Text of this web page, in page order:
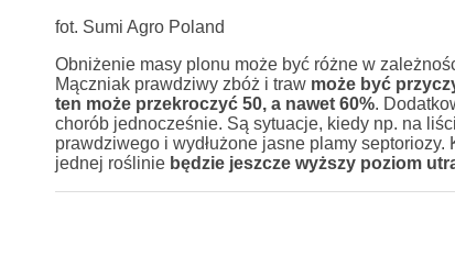
fot. Sumi Agro Poland
Obniżenie masy plonu może być różne w
Mączniak prawdziwy zbóż i traw może być
ten może przekroczyć 50, a nawet 60%.
chorób jednocześnie. Są sytuacje, kiedy np. na
prawdziwego i wydłużone jasne plamy
jednej roślinie będzie jeszcze wyższy poziom